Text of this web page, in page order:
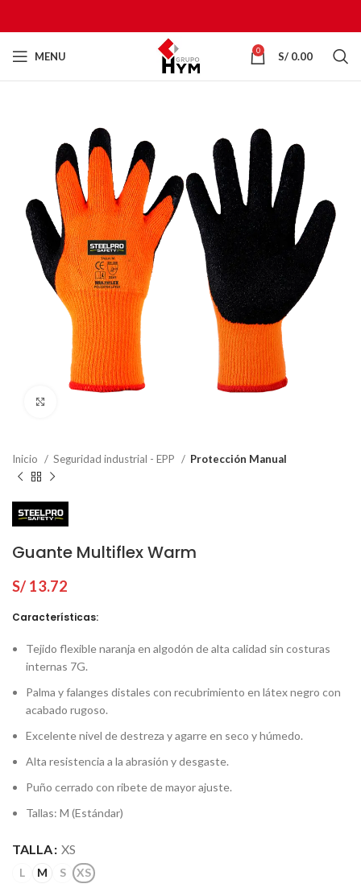
MENU 0 S/ 0.00
Inicio Seguridad industrial - EPP Protección Manual
Guante Multiflex Warm
S/ 13.72
Características:
Tejido flexible naranja en algodón de alta calidad sin costuras
internas 7G.
Palma y falanges distales con recubrimiento en látex negro con
acabado rugoso.
Excelente nivel de destreza y agarre en seco y húmedo.
Alta resistencia a la abrasión y desgaste.
Puño cerrado con ribete de mayor ajuste.
Tallas: M (Estándar)
TALLA XS
L M S XS